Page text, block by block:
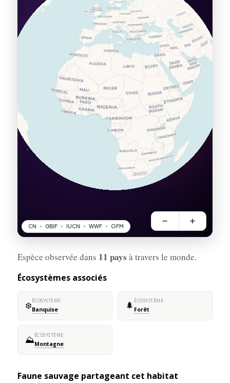
Espèce observée dans 11 pays à travers le monde.
Écosystèmes associés
❄️ÉCOSYSTÈME
Banquise 🌲 ÉCOSYSTÈME
Forêt
⛰️ÉCOSYSTÈME
Montagne
Faune sauvage partageant cet habitat